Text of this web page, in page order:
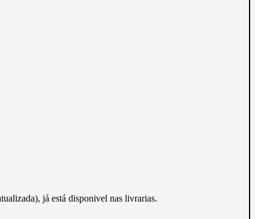
já está disponivel nas livrarias.